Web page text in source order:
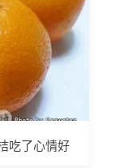
吃了心情好